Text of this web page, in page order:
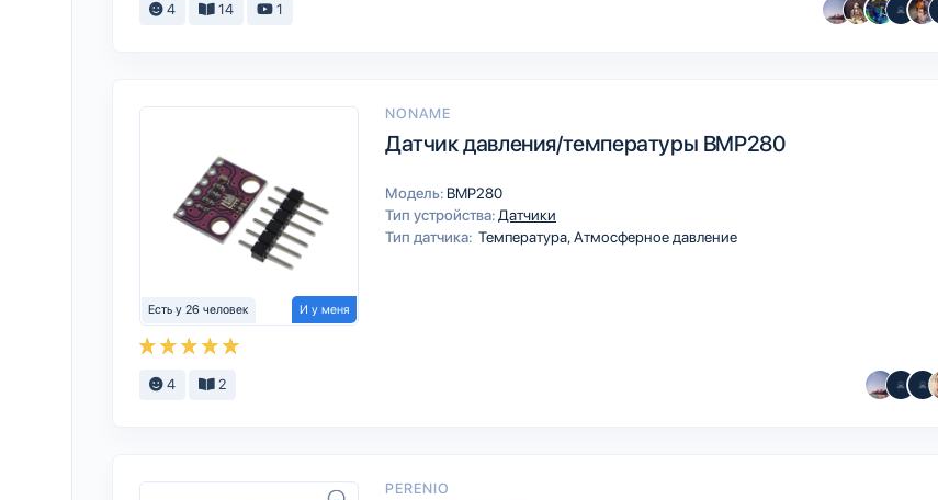
4 14 1
Есть у 26 человек И у меня
NONAME
Датчик давления/температуры BMP280
Модель: BMP280
Тип устройства: Датчики
Тип датчика: Температура, Атмосферное давление
4 2
PERENIO